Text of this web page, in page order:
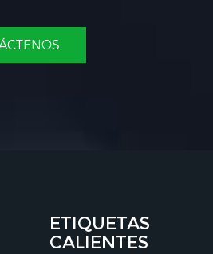
ETIQUETAS
CALIENTES